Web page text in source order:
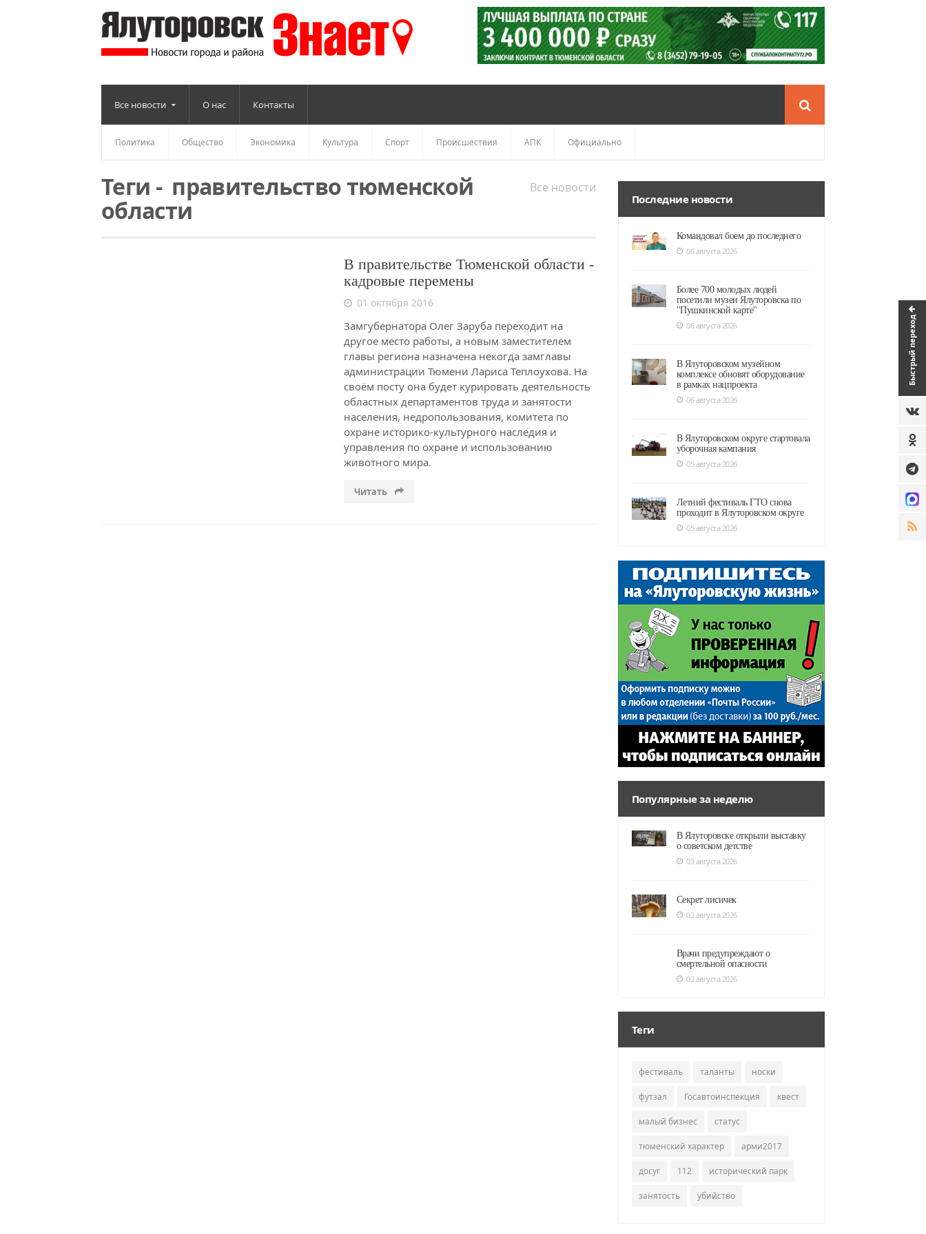
Быстрый переход
Все новости О нас Контакты
Политика Общество Экономика Культура Спорт Происшествия АПК Официально
Все новости
Теги -правительство тюменской
области
В правительстве Тюменской области -
кадровые перемены
01 октября 2016
Замгубернатора Олег Заруба переходит на
другое место работы, а новым заместителем
главы региона назначена некогда замглавы
администрации Тюмени Лариса Теплоухова. На
своём посту она будет курировать деятельность
областных департаментов труда и занятости
населения, недропользования, комитета по
охране историко-культурного наследия и
управления по охране и использованию
животного мира.
Читать
Последние новости
Командовал боем до последнего
06 августа 2026
Более 700 молодых людей
посетили музеи Ялуторовска по
"Пушкинской карте"
06 августа 2026
В Ялуторовском музейном
комплексе обновят оборудование
в рамках нацпроекта
06 августа 2026
В Ялуторовском округе стартовала
уборочная кампания
05 августа 2026
Летний фестиваль ГТО снова
проходит в Ялуторовском округе
05 августа 2026
Популярные за неделю
В Ялуторовске открыли выставку
о советском детстве
03 августа 2026
Секрет лисичек
02 августа 2026
Врачи предупреждают о
смертельной опасности
02 августа 2026
Теги
фестиваль таланты носки
футзал Госавтоинспекция квест
малый бизнес статус
тюменский характер арми2017
досуг 112 исторический парк
занятость убийство